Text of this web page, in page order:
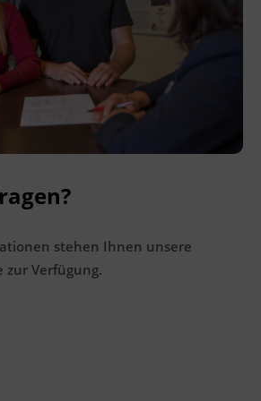
stehen Ihnen unsere
zur Verfügung.